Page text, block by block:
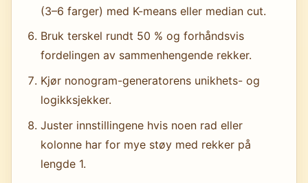
(3–6 farger) med K-means eller median cut.
Bruk terskel rundt 50 % og forhåndsvis
fordelingen av sammenhengende rekker.
Kjør nonogram-generatorens unikhets- og
logikksjekker.
Juster innstillingene hvis noen rad eller
kolonne har for mye støy med rekker på
lengde 1.